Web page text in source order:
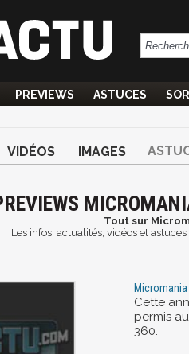
PREVIEWS ASTUCES
VIDÉOS IMAGES
Tout sur
Les infos, actualités, vidéos et
Cette
permis
360.